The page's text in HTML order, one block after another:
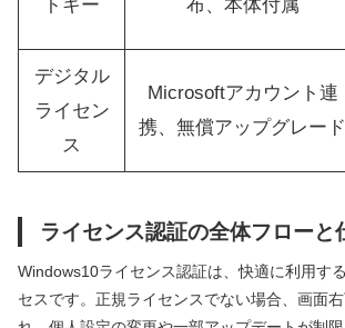
トキー
布、本体付属
デジタル
ライセン
ス
Microsoftアカウント連
携、無償アップグレード
ライセンス認証の全体フローと
Windows10ライセンス認証は、快適に利用す
セスです。正規ライセンスでない場合、画面